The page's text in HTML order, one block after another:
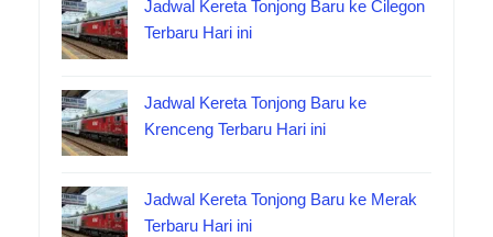
Jadwal Kereta Tonjong Baru ke Cilegon
Terbaru Hari ini
Jadwal Kereta Tonjong Baru ke
Krenceng Terbaru Hari ini
Jadwal Kereta Tonjong Baru ke Merak
Terbaru Hari ini